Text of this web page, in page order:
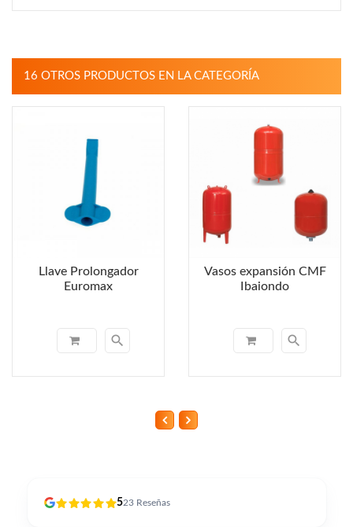
16 OTROS PRODUCTOS EN LA CATEGORÍA
Llave Prolongador
Euromax
search
Vasos expansión CMF
Ibaiondo
search
523 Reseñas